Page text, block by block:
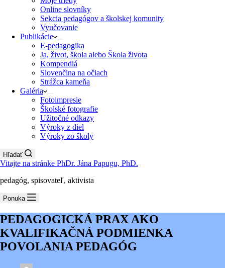
Online slovníky
Sekcia pedagógov a školskej komunity
Vyučovanie
Publikácie
E-pedagogika
Ja, život, škola alebo Škola života
Kompendiá
Slovenčina na očiach
Strážca kameňa
Galéria
Fotoimpresie
Školské fotografie
Užitočné odkazy
Výroky z diel
Výroky zo školy
Hľadať
Vitajte na stránke PhDr. Jána Papugu, PhD.
pedagóg, spisovateľ, aktivista
Ponuka
PEDAGOGICKÁ PRAX AKO
KVALIFIKAČNÁ PODMIENKA
POVOLANIA PEDAGÓG